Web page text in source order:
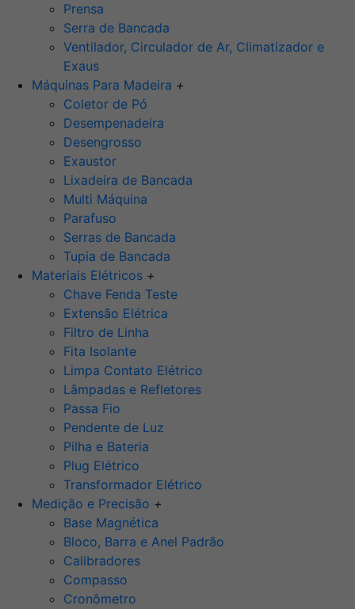
Prensa
Serra de Bancada
Ventilador, Circulador de Ar, Climatizador e
Exaus
Máquinas Para Madeira +
Coletor de Pó
Desempenadeira
Desengrosso
Exaustor
Lixadeira de Bancada
Multi Máquina
Parafuso
Serras de Bancada
Tupia de Bancada
Materiais Elétricos +
Chave Fenda Teste
Extensão Elétrica
Filtro de Linha
Fita Isolante
Limpa Contato Elétrico
Lâmpadas e Refletores
Passa Fio
Pendente de Luz
Pilha e Bateria
Plug Elétrico
Transformador Elétrico
Medição e Precisão +
Base Magnética
Bloco, Barra e Anel Padrão
Calibradores
Compasso
Cronômetro